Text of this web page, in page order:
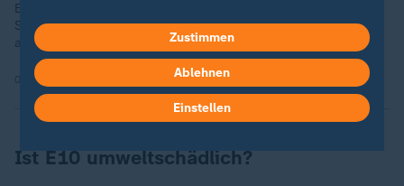
Einfluss auf die deutsche Wirtschaft. ZDF-Börsenexpertin
Stephanie Barrett berichtet über die Reaktionen auf die
aktuelle Wendung.
08.04.2026 | 1:09 min
Ist E10 umweltschädlich?
Zustimmen
Ablehnen
Einstellen